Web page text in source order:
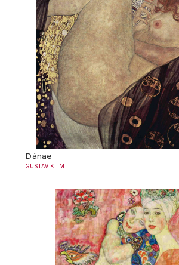
Dánae
GUSTAV KLIMT